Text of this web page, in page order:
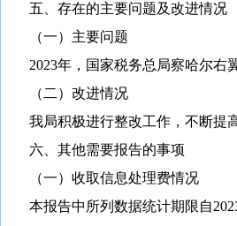
五、存在的主要问题及改进情况
（一）主要问题
2023年， 国家税务总局察哈尔右
（二）改进情况
我局积极进行整改工作，不断提
六、其他需要报告的事项
（一） 收取信息处理费情况
本报告中所列数据统计期限自